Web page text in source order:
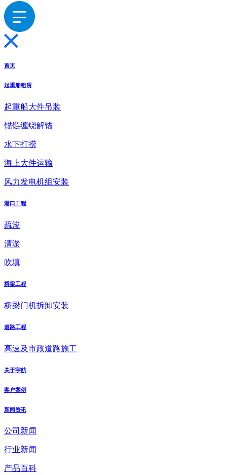
首页
起重船租赁
起重船大件吊装
锚链缠绕解锚
水下打捞
海上大件运输
风力发电机组安装
港口工程
疏浚
清淤
吹填
桥梁工程
桥梁门机拆卸安装
道路工程
高速及市政道路施工
关于宇航
客户案例
新闻资讯
公司新闻
行业新闻
产品百科